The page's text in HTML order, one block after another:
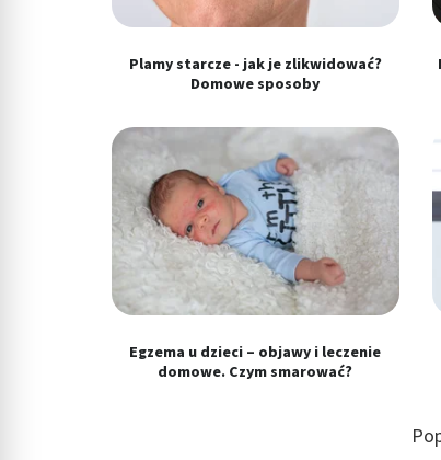
Plamy starcze - jak je zlikwidować?
Domowe sposoby
Egzema u dzieci – objawy i leczenie
domowe. Czym smarować?
Funkcje specjalne IAB:
Identyfikowanie urządzeń na podstawie aktywnie
Cele przetwarzania inne niż IAB:
Wydajność (Performance)
Reklama / śledzenie